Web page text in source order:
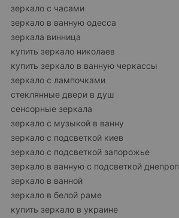
зеркало с часами
зеркало в ванную одесса
зеркала винница
купить зеркало николаев
купить зеркало в ванную черкассы
зеркало с лампочками
стеклянные двери в душ
сенсорные зеркала
зеркало с музыкой в ванну
зеркало с подсветкой киев
зеркало с подсветкой запорожье
зеркало в ванную с подсветкой
зеркало в ванной
зеркало в белой раме
купить зеркало в украине